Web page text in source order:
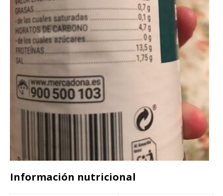
Información nutricional